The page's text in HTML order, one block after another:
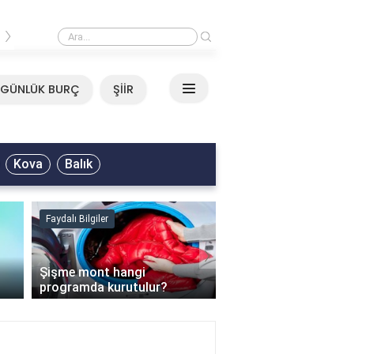
Mirkelam - Tavla Sözleri
›
GÜNLÜK BURÇ ŞİİR
Kova Balık
Faydalı Bilgiler
Şişme mont hangi
programda kurutulur?
›